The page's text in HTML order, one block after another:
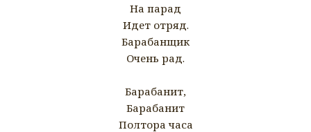
На парад
Идет отряд.
Барабанщик
Очень рад.
Барабанит,
Барабанит
Полтора часа